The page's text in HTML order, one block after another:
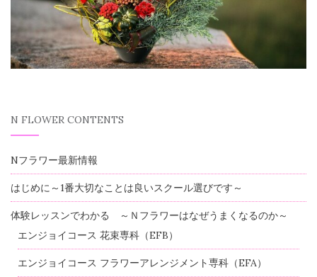
N FLOWER CONTENTS
Nフラワー最新情報
はじめに～1番大切なことは良いスクール選びです～
体験レッスンでわかる ～Ｎフラワーはなぜうまくなるのか～
エンジョイコース 花束専科（EFB）
エンジョイコース フラワーアレンジメント専科（EFA）